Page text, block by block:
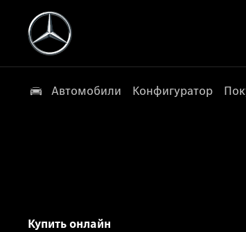
Автомобили Конфигуратор
Купить онлайн